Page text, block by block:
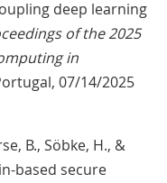
deep learning
of the 2025
in
07/14/2025
B., Söbke, H., &
based secure